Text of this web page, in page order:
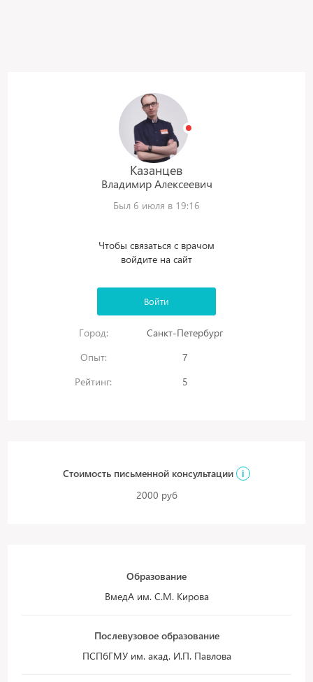
Казанцев
Владимир Алексеевич
Был 6 июля в 19:16
Чтобы связаться с врачом
войдите на сайт
Войти
Город:
Санкт-Петербург
Опыт:
7
Рейтинг:
5
Стоимость письменной консультации
i
2000 руб
Образование
ВмедА им. С.М. Кирова
Послевузовое образование
ПСПбГМУ им. акад. И.П. Павлова